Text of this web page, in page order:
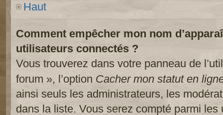
Haut
Comment empêcher mon nom
utilisateurs connectés ?
Vous trouverez dans votre panneau de
forum », l’option Cacher mon statut en
ainsi seuls les administrateurs, les
dans la liste. Vous serez compté parmi